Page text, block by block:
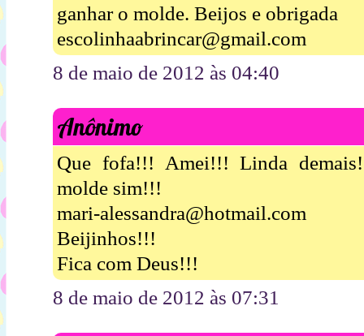
ganhar o molde. Beijos e obrigada
escolinhaabrincar@gmail.com
8 de maio de 2012 às 04:40
Anônimo
Que fofa!!! Amei!!! Linda
molde sim!!!
mari-alessandra@hotmail.com
Beijinhos!!!
Fica com Deus!!!
8 de maio de 2012 às 07:31